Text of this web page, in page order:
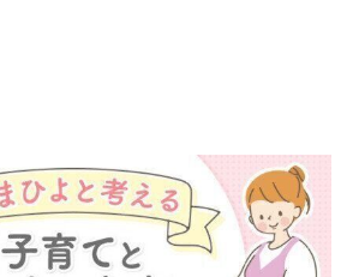
接種できるものも】妊婦の感染症対策、知